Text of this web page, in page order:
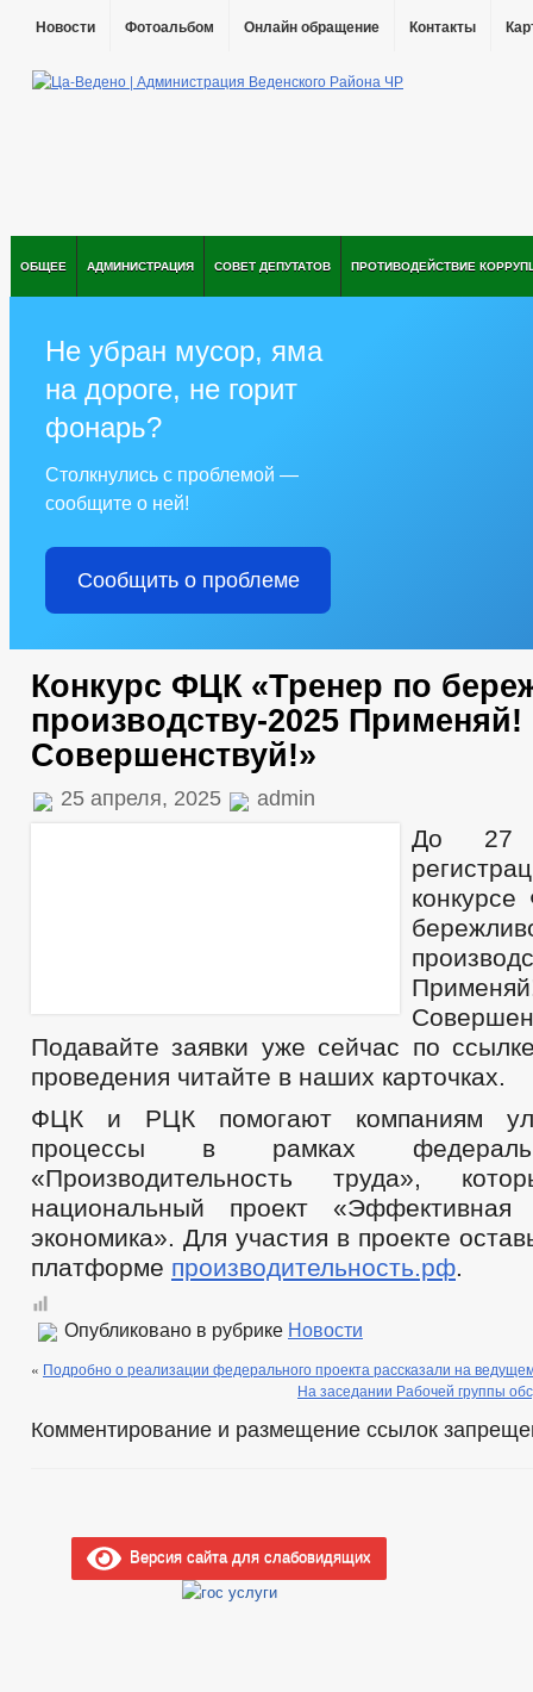
Новости Фотоальбом Онлайн обращение Контакты
ОБЩЕЕ АДМИНИСТРАЦИЯ СОВЕТ ДЕПУТАТОВ ПРОТИВОДЕЙСТВИЕ
Не убран мусор, яма
на дороге, не горит
фонарь?
Столкнулись с проблемой —
сообщите о ней!
Сообщить о проблеме
Конкурс ФЦК «Тренер по
производству-2025
Совершенствуй!»
25 апреля, 2025 admin
До 27
Подавайте заявки уже сейчас по
проведения читайте в наших карточках.
ФЦК и РЦК помогают компаниям
процессы в рамках
«Производительность труда»,
национальный проект «Эффективная
экономика». Для участия в проекте
платформе производительность.рф.
Опубликовано в рубрике Новости
« Подробно о реализации федерального проекта рассказали на
На заседании Рабочей группы
Комментирование и размещение ссылок
Версия сайта для слабовидящих